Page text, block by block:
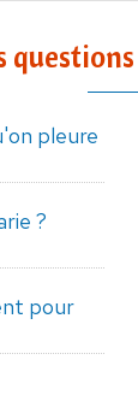
pleure
?
pour